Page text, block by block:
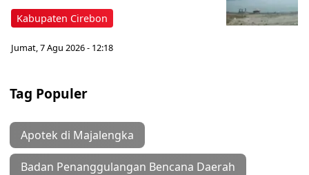
Kabupaten Cirebon
Jumat, 7 Agu 2026 - 12:18
Tag Populer
Apotek di Majalengka
Badan Penanggulangan Bencana Daerah